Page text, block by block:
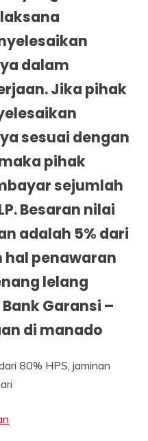
dalam
Jika pihak
sesuai dengan
pihak
sejumlah
Besaran nilai
adalah 5% dari
hal penawaran
lelang
Garansi –
di manado
80% HPS, jaminan